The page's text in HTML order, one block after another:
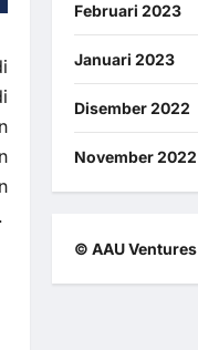
Februari 2023
Januari 2023
Disember 2022
November 2022
© AAU